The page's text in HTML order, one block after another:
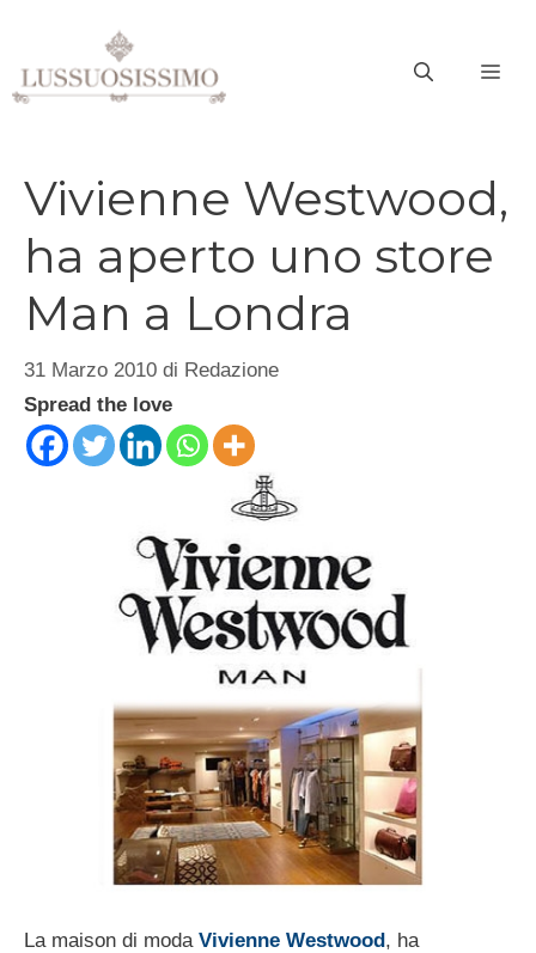
contenuto
Vivienne Westwood,
ha aperto uno store
Man a Londra
31 Marzo 2010 di Redazione
Spread the love
La maison di moda Vivienne Westwood, ha